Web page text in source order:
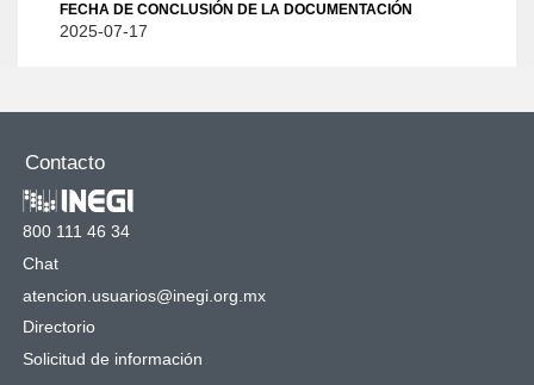
FECHA DE CONCLUSIÓN DE LA DOCUMENTACIÓN
2025-07-17
Contacto
800 111 46 34
Chat
atencion.usuarios@inegi.org.mx
Directorio
Solicitud de información